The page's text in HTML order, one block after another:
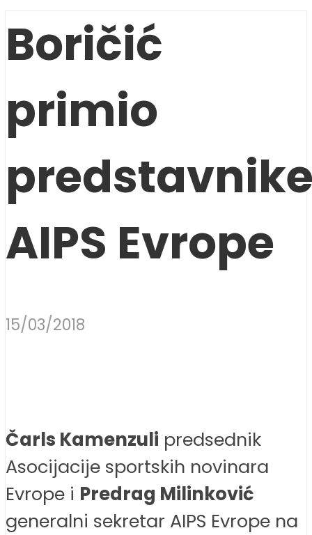
Boričić
primio
AIPS Evrope
15/03/2018
Čarls Kamenzuli predsednik
Asocijacije sportskih novinara
Evrope i Predrag Milinković
generalni sekretar AIPS Evrope na